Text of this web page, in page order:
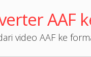
AAF
video AAF ke